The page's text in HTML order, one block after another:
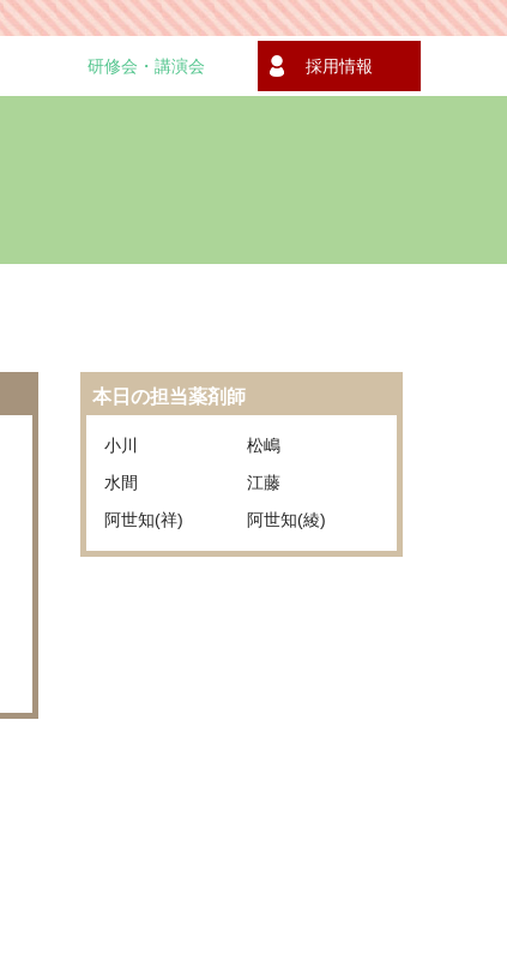
研修会・講演会 採用情報
本日の担当薬剤師
小川
松嶋
水間
江藤
阿世知(祥)
阿世知(綾)